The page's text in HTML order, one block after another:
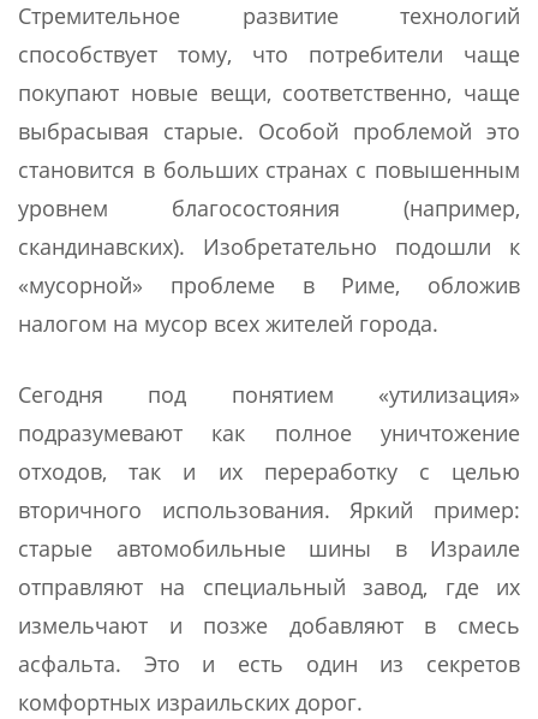
Стремительное развитие технологий
способствует тому, что потребители чаще
покупают новые вещи, соответственно, чаще
выбрасывая старые. Особой проблемой это
становится в больших странах с повышенным
уровнем благосостояния (например,
скандинавских). Изобретательно подошли к
«мусорной» проблеме в Риме, обложив
налогом на мусор всех жителей города.
Сегодня под понятием «утилизация»
подразумевают как полное уничтожение
отходов, так и их переработку с целью
вторичного использования. Яркий пример:
старые автомобильные шины в Израиле
отправляют на специальный завод, где их
измельчают и позже добавляют в смесь
асфальта. Это и есть один из секретов
комфортных израильских дорог.